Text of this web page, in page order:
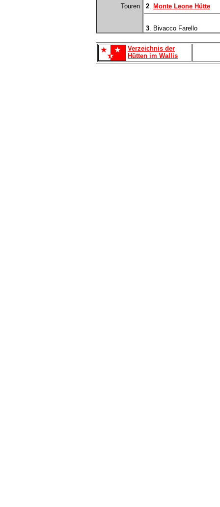
Touren 2. Monte Leone Hütte
3. Bivacco Farello
Verzeichnis der
Hütten im Wallis